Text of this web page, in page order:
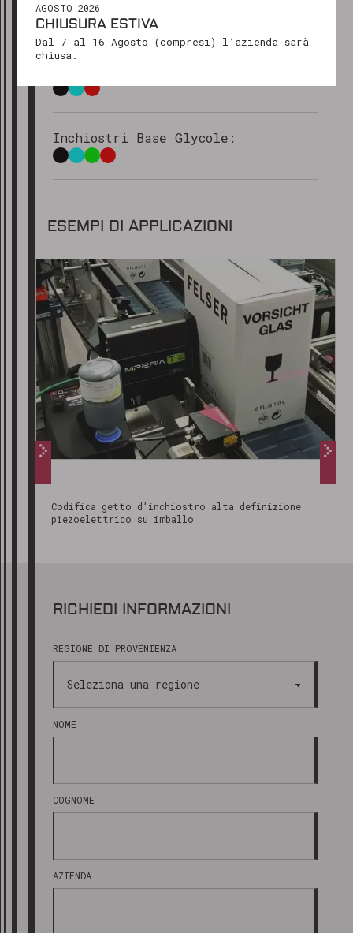
AGOSTO 2026
CHIUSURA ESTIVA
Dal 7 al 16 Agosto (compresi) l’azienda sarà
chiusa.
INCHIOSTRI DISPONIBILI
Inchiostri Base Glycole:
ESEMPI DI APPLICAZIONI
Codifica getto d’inchiostro alta definizione
piezoelettrico su imballo
RICHIEDI INFORMAZIONI
REGIONE DI PROVENIENZA
NOME
COGNOME
AZIENDA
Ti ringraziamo per il tuo interesse e
restiamo a tua disposizione!
Cordiali saluti
Il team di Marking Products